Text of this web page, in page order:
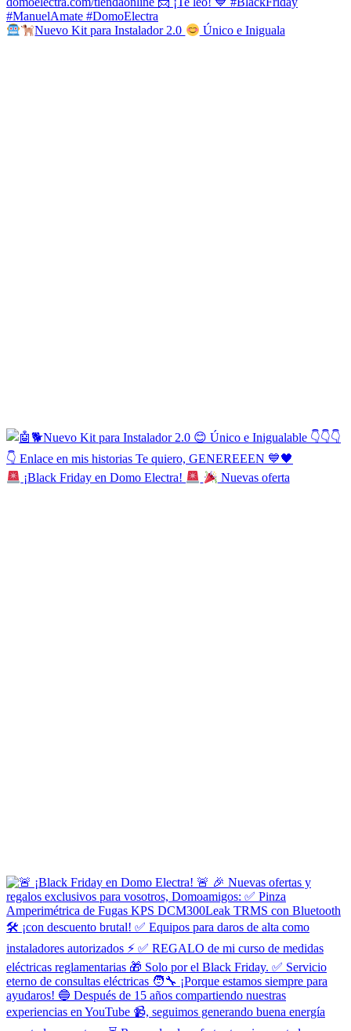
Nuevo Kit para Instalador 2.0 Único e Iniguala
¡Black Friday en Domo Electra! Nuevas oferta